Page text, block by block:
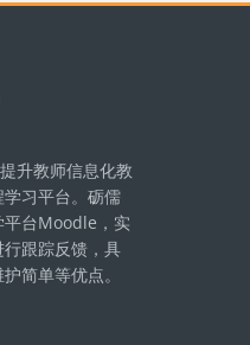
升教师信息化教
习平台。砺儒
平台Moodle，实
跟踪反馈，具
简单等优点。